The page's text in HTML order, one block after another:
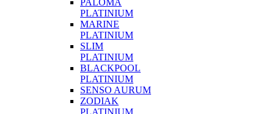
PALOMA
PLATINIUM
MARINE
PLATINIUM
SLIM
PLATINIUM
BLACKPOOL
PLATINIUM
SENSO AURUM
ZODIAK
PLATINIUM